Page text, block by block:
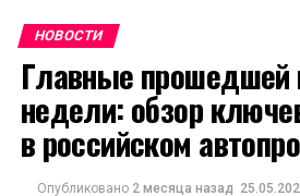
НОВОСТИ
Главные прошедшей
недели: обзор
в российском
Опубликовано 2 месяца назад